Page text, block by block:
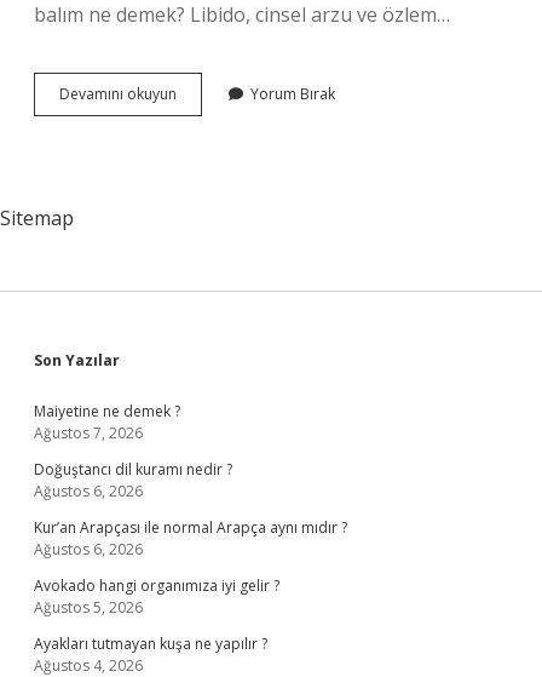
balım ne demek? Libido, cinsel arzu ve özlem…
Devamını okuyun
Bal
Yorum Bırak
Sitemap
Sidebar
Son Yazılar
Maiyetine ne demek ?
Ağustos 7, 2026
Doğuştancı dil kuramı nedir ?
Ağustos 6, 2026
Kur’an Arapçası ile normal Arapça aynı mıdır ?
Ağustos 6, 2026
Avokado hangi organımıza iyi gelir ?
Ağustos 5, 2026
Ayakları tutmayan kuşa ne yapılır ?
Ağustos 4, 2026